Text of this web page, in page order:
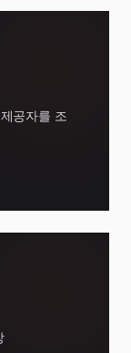
공자를 조